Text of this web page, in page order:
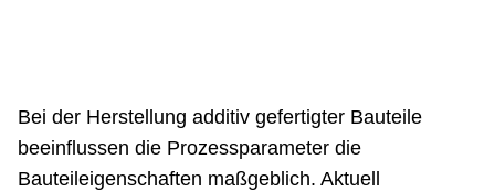
Bei der Herstellung additiv gefertigter Bauteile
beeinflussen die Prozessparameter die
Bauteileigenschaften maßgeblich. Aktuell